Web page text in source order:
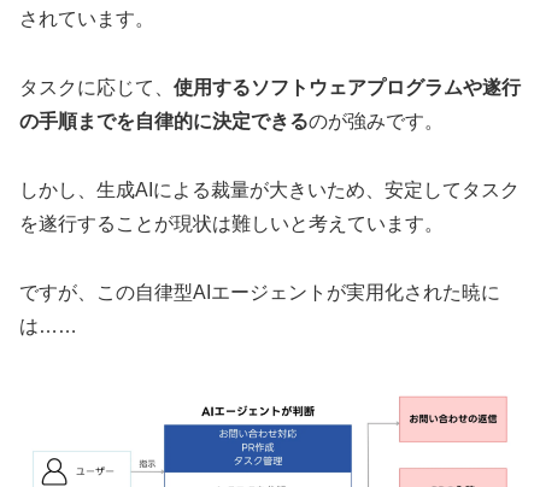
されています。
タスクに応じて、 使用するソフトウェアプログラムや遂行
の手順までを自律的に決定できるのが強みです。
しかし、生成AIによる裁量が大きいため、安定してタスク
を遂行することが現状は難しいと考えています。
ですが、この自律型AIエージェントが実用化された暁に
は……